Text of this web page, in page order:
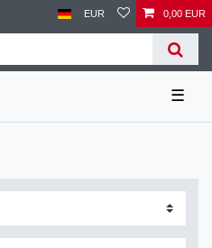
EUR 0,00 EUR
☰